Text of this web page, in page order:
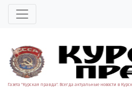
Газета "Курская правда". Всегда актуальные новости в